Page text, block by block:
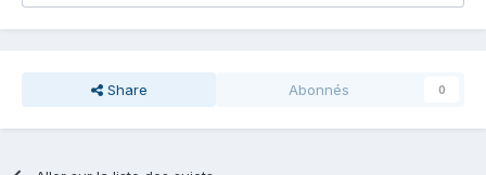
Share Abonnés 0